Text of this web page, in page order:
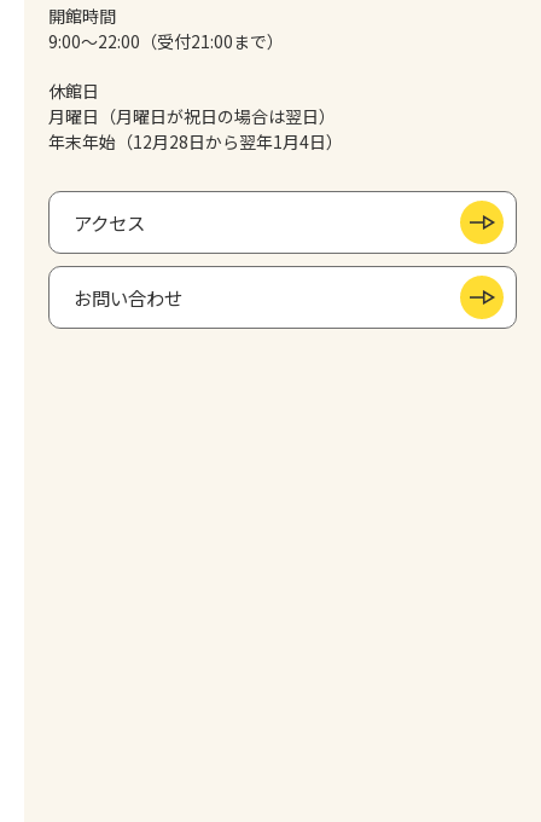
開館時間
9:00～22:00（受付21:00まで）
休館日
月曜日（月曜日が祝日の場合は翌日）
年末年始（12月28日から翌年1月4日）
アクセス
お問い合わせ